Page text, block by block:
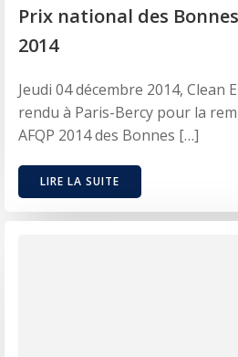
Prix national des
2014
Jeudi 04 décembre 2014, Clean
rendu à Paris-Bercy pour la
AFQP 2014 des Bonnes […]
LIRE LA SUITE